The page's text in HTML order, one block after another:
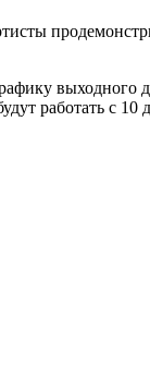
выходного
работать с 10